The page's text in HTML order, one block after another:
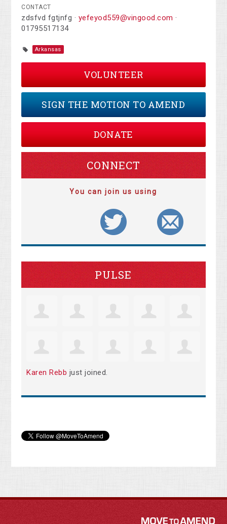
CONTACT
zdsfvd fgtjnfg · yefeyod559@vingood.com ·
01795517134
Arkansas
VOLUNTEER
SIGN THE MOTION TO AMEND
DONATE
CONNECT
You can join us using
PULSE
Karen Rebb just joined.